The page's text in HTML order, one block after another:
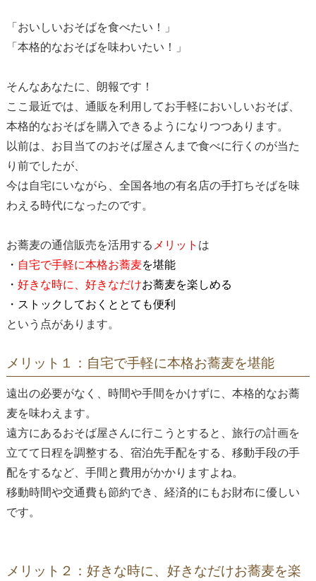
「おいしいおそばを食べたい！」
「本格的なおそばを味わいたい！」
そんなあなたに、朗報です！
ここ最近では、通販を利用してお手軽においしいおそば、
本格的なおそばを購入できるようになりつつあります。
以前は、お目当てのおそば屋さんまで食べに行くのが当た
り前でしたが、
今は自宅にいながら、全国各地の有名店の手打ちそばを味
わえる時代になったのです。
お蕎麦の通信販売を活用する メリット は
・ 自宅で手軽に本格お蕎麦を堪能
・ 好きな時に、好きなだけお蕎麦を楽しめる
・ストックしておくととても便利
という点があります。
メリット１：自宅で手軽に本格お蕎麦を堪能
遠出の必要がなく、時間や手間をかけずに、本格的なお蕎
麦を味わえます。
遠方にあるおそば屋さんに行こうとすると、旅行の計画を
立てて日程を調整する、宿泊先手配をする、移動手段の手
配をするなど、手間と費用がかかりますよね。
移動時間や交通費も節約でき、経済的にもお財布に優しい
です。
メリット２：好きな時に、好きなだけお蕎麦を楽